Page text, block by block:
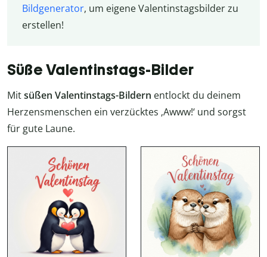
Bildgenerator, um eigene Valentinstagsbilder zu
erstellen!
Süße Valentinstags-Bilder
Mitsüßen Valentinstags-Bildern entlockt du deinem
Herzensmenschen ein verzücktes ‚Awww!‘ und sorgst
für gute Laune.